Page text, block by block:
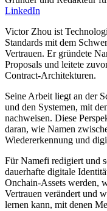
LinkedIn
Victor Zhou ist
Standards mit dem
Vertrauen. Er gründete
Proposals und leitete
Contract-Architekturen.
Seine Arbeit liegt an der
und den Systemen, mit
nachweisen. Diese
daran, wie Namen
Wiedererkennung und
Für Namefi redigiert und
dauerhafte digitale
Onchain-Assets werden,
Vertrauen verändert und
lernen kann, mit denen